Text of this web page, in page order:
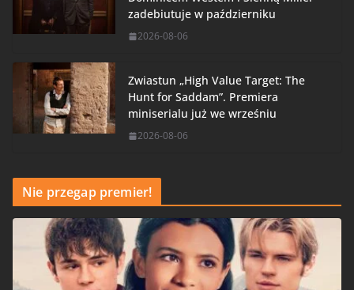
zadebiutuje w październiku
2026-08-06
Zwiastun „High Value Target: The
Hunt for Saddam”. Premiera
miniserialu już we wrześniu
2026-08-06
Nie przegap premier!